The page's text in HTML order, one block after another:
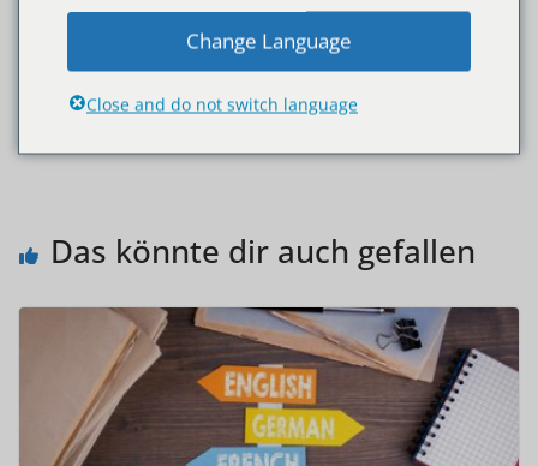
imago52859061h
Das könnte dir auch gefallen
Change Language
Close and do not switch language